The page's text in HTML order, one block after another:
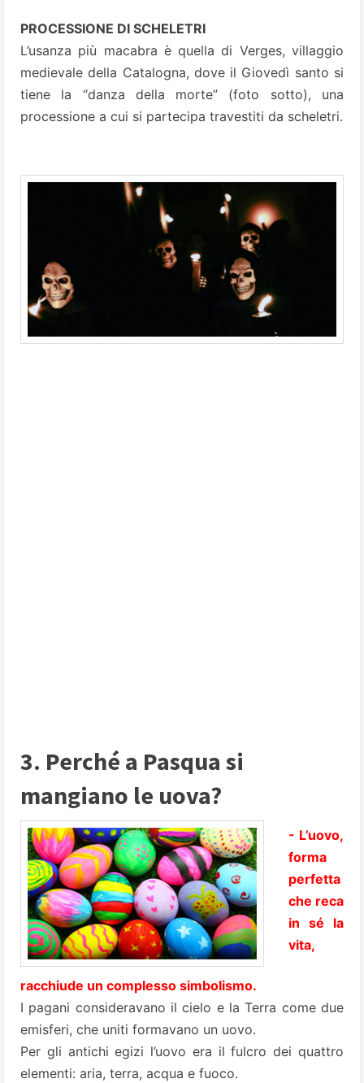
PROCESSIONE DI SCHELETRI
L’usanza più macabra è quella di Verges, villaggio
medievale della Catalogna, dove il Giovedì santo si
tiene la “danza della morte” (foto sotto), una
processione a cui si partecipa travestiti da scheletri.
3. Perché a Pasqua si
mangiano le uova?
- L’uovo,
forma
perfetta
che reca
in sé la
vita,
racchiude un complesso simbolismo.
I pagani consideravano il cielo e la Terra come due
emisferi, che uniti formavano un uovo.
Per gli antichi egizi l’uovo era il fulcro dei quattro
elementi: aria, terra, acqua e fuoco.